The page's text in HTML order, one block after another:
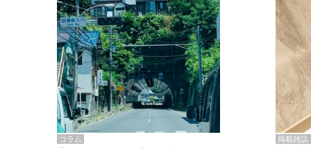
掲載雑誌
掲載雑誌・書籍
『街歩き研修「アールデコとモダニズ
ム、和風バロック」』のレポート記事が
掲載
コラム